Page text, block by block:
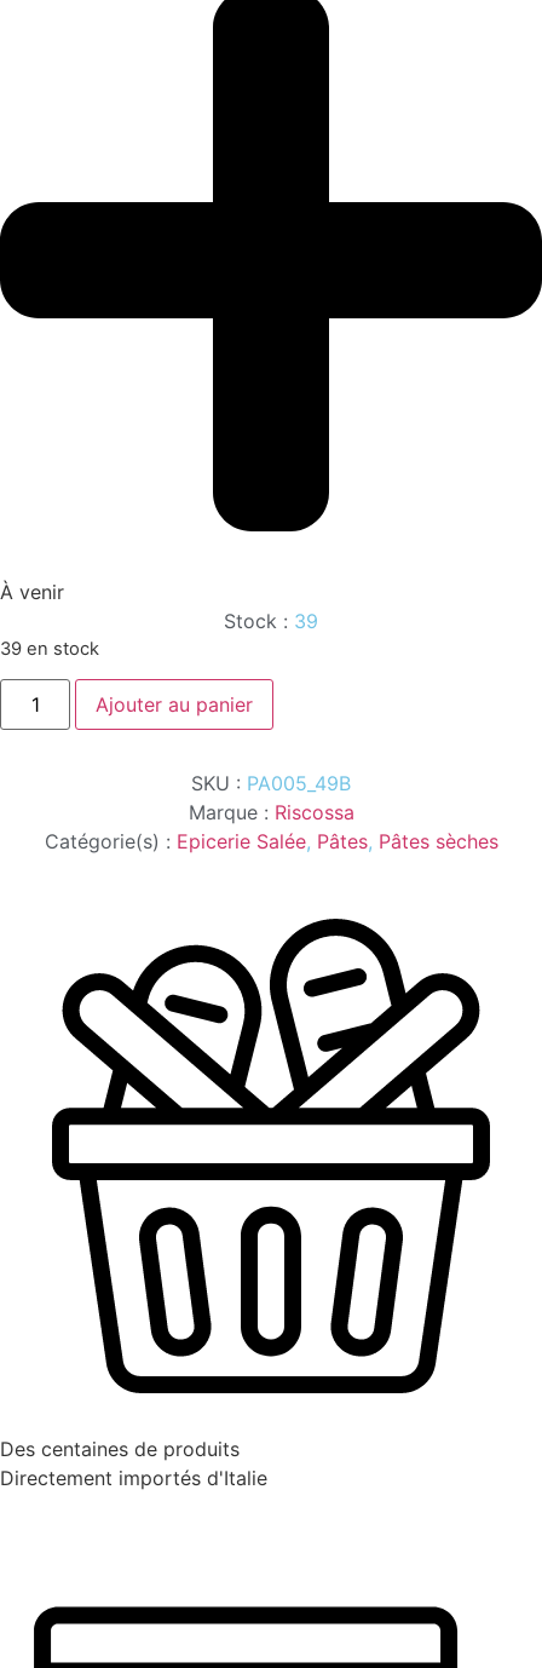
À venir
Stock : 39
39 en stock
quantité
FUSILLATA
Ajouter au panier
SKU : PA005_49B
Marque : Riscossa
Catégorie(s) : Epicerie Salée, Pâtes, Pâtes sèches
Des centaines de produits
Directement importés d'Italie